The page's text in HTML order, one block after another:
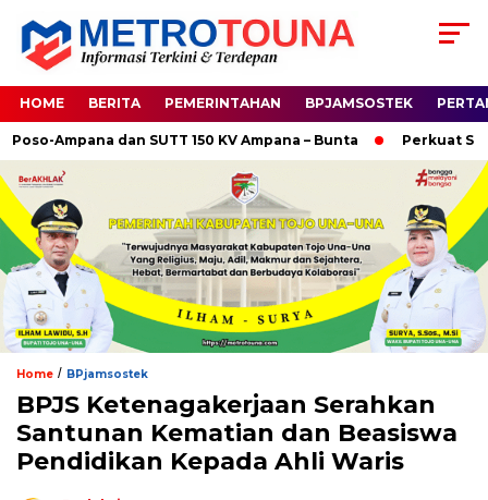
HOME BERITA PEMERINTAHAN BPJAMSOSTEK
Ampana dan SUTT 150 KV Ampana – Bunta Perkuat
Home / BPjamsostek
BPJS Ketenagakerjaan Serahkan
Santunan Kematian dan Beasiswa
Pendidikan Kepada Ahli Waris